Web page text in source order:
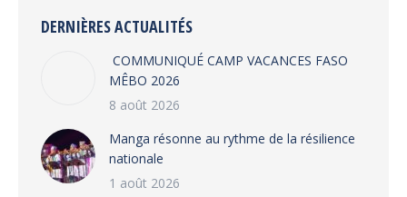
DERNIÈRES ACTUALITÉS
COMMUNIQUÉ CAMP VACANCES FASO
MÊBO 2026
8 août 2026
Manga résonne au rythme de la résilience
nationale
1 août 2026